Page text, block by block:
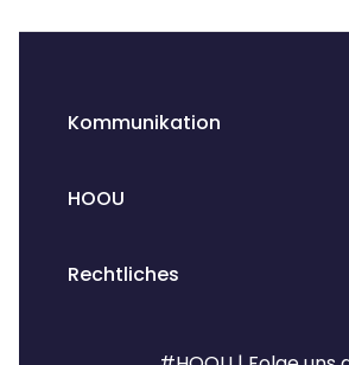
Kommunikation
HOOU
Rechtliches